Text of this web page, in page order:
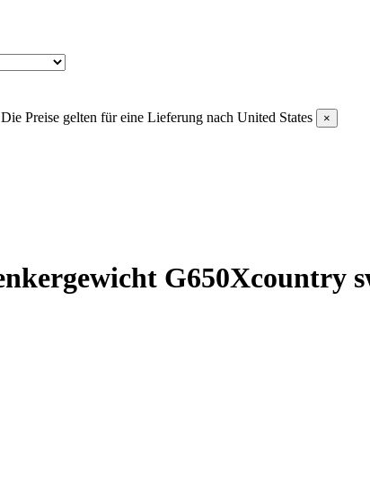
Die Preise gelten für eine Lieferung nach United States ×
G650Xcountry